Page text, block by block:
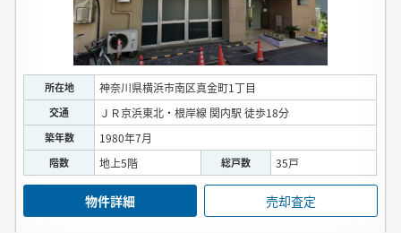
所在地 神奈川県横浜市南区真金町1丁目
交通 ＪＲ京浜東北・根岸線 関内駅 徒歩18分
築年数 1980年7月
階数 地上5階 総戸数 35戸
物件詳細 売却査定